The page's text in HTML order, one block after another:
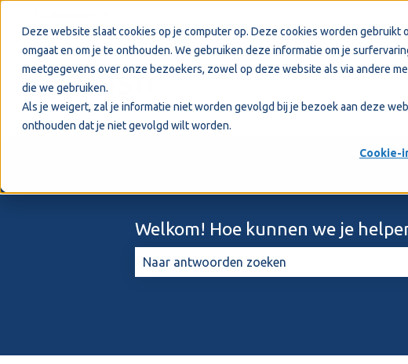
Deze website slaat cookies op je computer op. Deze cookies worden
omgaat en om je te onthouden. We gebruiken deze informatie om je
meetgegevens over onze bezoekers, zowel op deze website als via andere
die we gebruiken.
Als je weigert, zal je informatie niet worden gevolgd bij je bezoek aan deze
onthouden dat je niet gevolgd wilt worden.
Cookie-
Welkom! Hoe kunnen we je